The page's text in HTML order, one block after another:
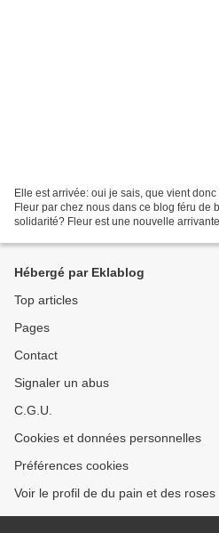
Elle est arrivée: oui je sais, que vient
Fleur par chez nous dans ce blog féru de
solidarité? Fleur est une nouvelle
Hébergé par Eklablog
Top articles
Pages
Contact
Signaler un abus
C.G.U.
Cookies et données personnelles
Préférences cookies
Voir le profil de du pain et des